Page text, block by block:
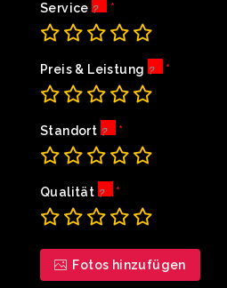
Service
Preis & Leistung
Standort
Qualität
Fotos hinzufügen